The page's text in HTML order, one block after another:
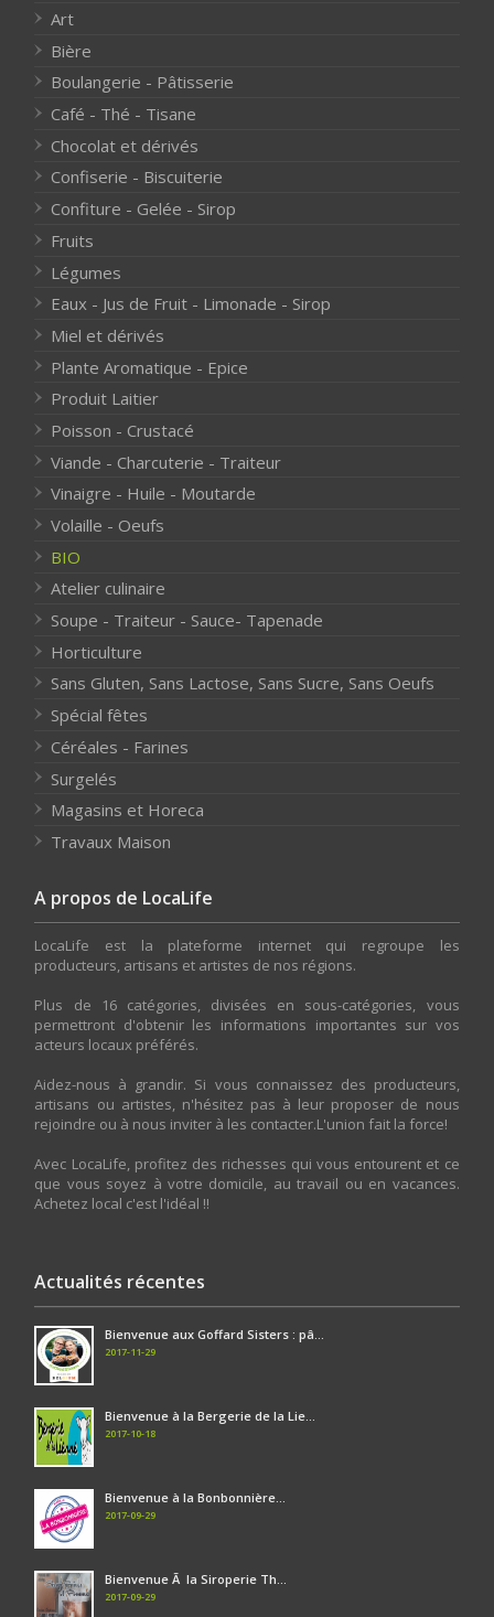
Art
Bière
Boulangerie - Pâtisserie
Café - Thé - Tisane
Chocolat et dérivés
Confiserie - Biscuiterie
Confiture - Gelée - Sirop
Fruits
Légumes
Eaux - Jus de Fruit - Limonade - Sirop
Miel et dérivés
Plante Aromatique - Epice
Produit Laitier
Poisson - Crustacé
Viande - Charcuterie - Traiteur
Vinaigre - Huile - Moutarde
Volaille - Oeufs
BIO
Atelier culinaire
Soupe - Traiteur - Sauce- Tapenade
Horticulture
Sans Gluten, Sans Lactose, Sans Sucre, Sans Oeufs
Spécial fêtes
Céréales - Farines
Surgelés
Magasins et Horeca
Travaux Maison
A propos de LocaLife
LocaLife est la plateforme internet qui regroupe les
producteurs, artisans et artistes de nos régions.
Plus de 16 catégories, divisées en sous-catégories, vous
permettront d'obtenir les informations importantes sur vos
acteurs locaux préférés.
Aidez-nous à grandir. Si vous connaissez des producteurs,
artisans ou artistes, n'hésitez pas à leur proposer de nous
rejoindre ou à nous inviter à les contacter.L'union fait la force!
Avec LocaLife, profitez des richesses qui vous entourent et ce
que vous soyez à votre domicile, au travail ou en vacances.
Achetez local c'est l'idéal !!
Actualités récentes
Bienvenue aux Goffard Sisters : pâ...
2017-11-29
Bienvenue à la Bergerie de la Lie...
2017-10-18
Bienvenue à la Bonbonnière...
2017-09-29
Bienvenue Ã la Siroperie Th...
2017-09-29